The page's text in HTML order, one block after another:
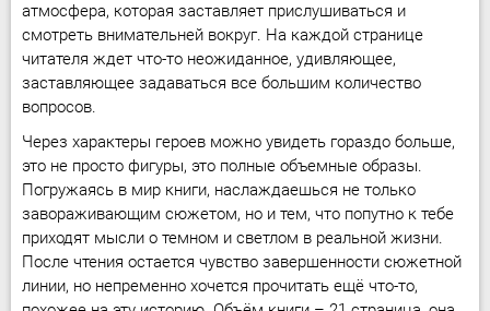
атмосфера, которая заставляет прислушиваться и
смотреть внимательней вокруг. На каждой странице
читателя ждет что-то неожиданное, удивляющее,
заставляющее задаваться все большим количество
вопросов.
Через характеры героев можно увидеть гораздо больше,
это не просто фигуры, это полные объемные образы.
Погружаясь в мир книги, наслаждаешься не только
завораживающим сюжетом, но и тем, что попутно к тебе
приходят мысли о темном и светлом в реальной жизни.
После чтения остается чувство завершенности сюжетной
линии, но непременно хочется прочитать ещё что-то,